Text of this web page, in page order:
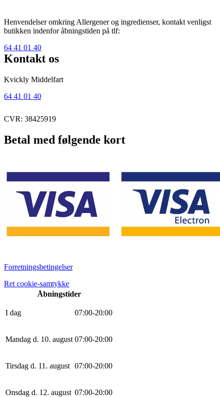
Henvendelser omkring Allergener og ingredienser, kontakt venligst
butikken indenfor åbningstiden på tlf:
64 41 01 40
Kontakt os
Kvickly Middelfart
64 41 01 40
CVR: 38425919
Betal med følgende kort
Forretningsbetingelser
Ret cookie-samtykke
Åbningstider
I dag 07:00-20:00
Mandag d. 10. august 07:00-20:00
Tirsdag d. 11. august 07:00-20:00
Onsdag d. 12. august 07:00-20:00